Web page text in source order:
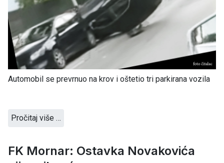
Automobil se prevrnuo na krov i oštetio tri parkirana vozila
Pročitaj više …
FK Mornar: Ostavka Novakovića